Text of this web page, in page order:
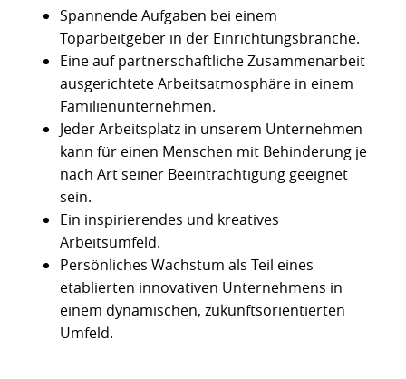
Spannende Aufgaben bei einem
Toparbeitgeber in der Einrichtungsbranche.
Eine auf partnerschaftliche Zusammenarbeit
ausgerichtete Arbeitsatmosphäre in einem
Familienunternehmen.
Jeder Arbeitsplatz in unserem Unternehmen
kann für einen Menschen mit Behinderung je
nach Art seiner Beeinträchtigung geeignet
sein.
Ein inspirierendes und kreatives
Arbeitsumfeld.
Persönliches Wachstum als Teil eines
etablierten innovativen Unternehmens in
einem dynamischen, zukunftsorientierten
Umfeld.